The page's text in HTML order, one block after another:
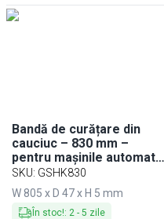
Bandă de curățare din
cauciuc – 830 mm –
pentru mașinile automate
de spălat și aspirat
BRMHK1850 și
BRMHK2650
SKU: GSHK830
W 805 x D 47 x H 5 mm
În stoc!: 2- 5 zile